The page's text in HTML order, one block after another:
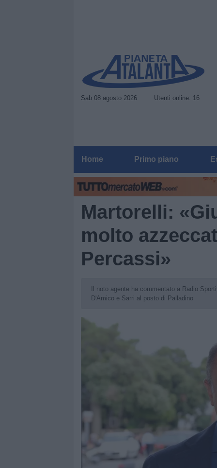
Sab 08 agosto 2026 Utenti online: 16
Home Primo piano
Martorelli:
molto
Percassi»
Il noto agente ha commentato a Radio
D'Amico e Sarri al posto di Palladino